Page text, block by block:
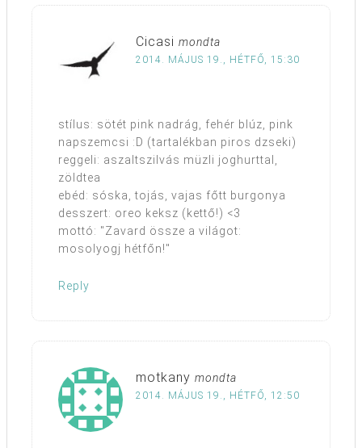
Cicasi mondta
2014. MÁJUS 19., HÉTFŐ, 15:30
stílus: sötét pink nadrág, fehér blúz, pink
napszemcsi :D (tartalékban piros dzseki)
reggeli: aszaltszilvás müzli joghurttal,
zöldtea
ebéd: sóska, tojás, vajas főtt burgonya
desszert: oreo keksz (kettő!) <3
mottó: "Zavard össze a világot:
mosolyogj hétfőn!"
Reply
motkany mondta
2014. MÁJUS 19., HÉTFŐ, 12:50